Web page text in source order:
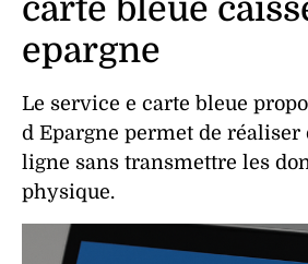
carte bleue
epargne
Le service e carte bleue
d Epargne permet de réaliser
ligne sans transmettre les
physique.